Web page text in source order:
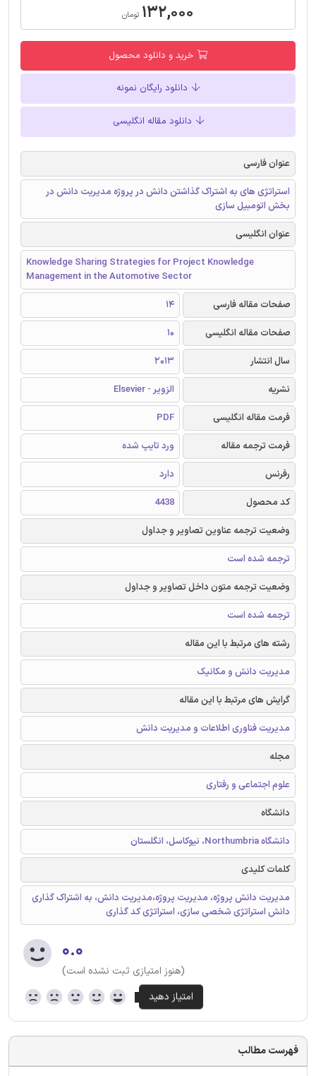
۱۳۲,۰۰۰ تومان
خرید و دانلود محصول
دانلود رایگان نمونه
دانلود مقاله انگلیسی
عنوان فارسی
استراتژی های به اشتراک گذاشتن دانش در پروژه مدیریت دانش در
بخش اتومبیل سازی
عنوان انگلیسی
Knowledge Sharing Strategies for Project Knowledge
Management in the Automotive Sector
صفحات مقاله فارسی
14
صفحات مقاله انگلیسی
10
سال انتشار
2013
نشریه
الزویر - Elsevier
فرمت مقاله انگلیسی
PDF
فرمت ترجمه مقاله
ورد تایپ شده
رفرنس
دارد
کد محصول
4438
وضعیت ترجمه عناوین تصاویر و جداول
ترجمه شده است
وضعیت ترجمه متون داخل تصاویر و جداول
ترجمه شده است
رشته های مرتبط با این مقاله
مدیریت دانش و مکانیک
گرایش های مرتبط با این مقاله
مدیریت فناوری اطلاعات و مدیریت دانش
مجله
علوم اجتماعی و رفتاری
دانشگاه
دانشگاه Northumbria، نیوکاسل، انگلستان
کلمات کلیدی
مدیریت دانش پروژه، مدیریت پروژه،مدیریت دانش، به اشتراک گذاری
دانش استراتژی شخصی سازی، استراتژی کد گذاری
۰.۰
(هنوز امتیازی ثبت نشده است)
فهرست مطالب